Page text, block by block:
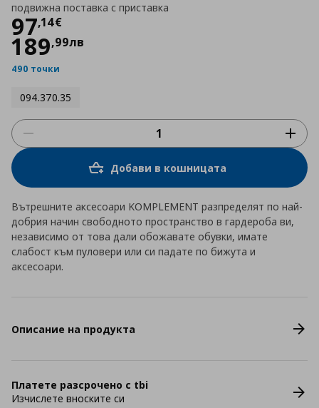
подвижна поставка с приставка
97,14€
Цена
189,99лв
490 точки
094.370.35
Добави в кошницата
Вътрешните аксесоари KOMPLEMENT разпределят по най-
добрия начин свободното пространство в гардероба ви,
независимо от това дали обожавате обувки, имате
слабост към пуловери или си падате по бижута и
аксесоари.
Описание на продукта
Платете разсрочено с tbi
Изчислете вноските си